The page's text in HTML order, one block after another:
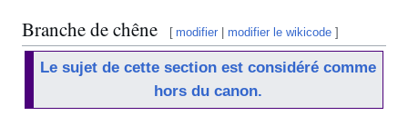
Branche de chêne [ modifier |modifier le wikicode ]
Le sujet de cette section est considéré comme
hors du canon.